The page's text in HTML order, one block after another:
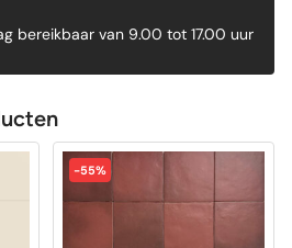
bereikbaar van 9.00 tot 17.00 uur
-55%